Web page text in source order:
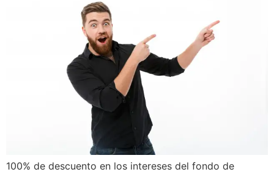
100% de descuento en los intereses del fondo de